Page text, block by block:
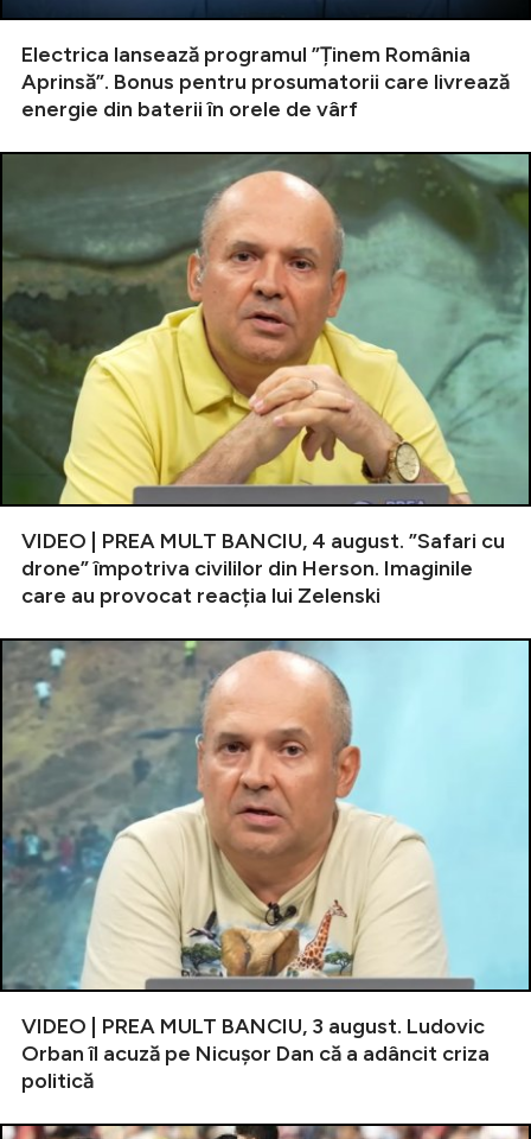
Electrica lansează programul ”Ținem România
Aprinsă”. Bonus pentru prosumatorii care livrează
energie din baterii în orele de vârf
VIDEO | PREA MULT BANCIU, 4 august. ”Safari cu
drone” împotriva civililor din Herson. Imaginile
care au provocat reacția lui Zelenski
VIDEO | PREA MULT BANCIU, 3 august. Ludovic
Orban îl acuză pe Nicușor Dan că a adâncit criza
politică